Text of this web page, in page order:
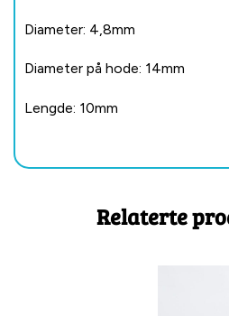
Diameter: 4,8mm
Diameter på hode: 14mm
Lengde: 10mm
Relaterte